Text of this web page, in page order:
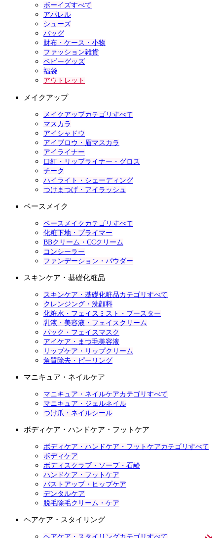
ボーイズすべて
アパレル
シューズ
バッグ
財布・ケース・小物
ファッション雑貨
ベビーグッズ
福袋
アウトレット
メイクアップ
メイクアップカテゴリすべて
マスカラ
アイシャドウ
アイブロウ・眉マスカラ
アイライナー
口紅・リップライナー・グロス
チーク
ハイライト・シェーディング
つけまつげ・アイラッシュ
ベースメイク
ベースメイクカテゴリすべて
化粧下地・プライマー
BBクリーム・CCクリーム
コンシーラー
ファンデーション・パウダー
スキンケア・基礎化粧品
スキンケア・基礎化粧品カテゴリすべて
クレンジング・洗顔料
化粧水・フェイスミスト・ブースター
乳液・美容液・フェイスクリーム
パック・フェイスマスク
アイケア・まつ毛美容液
リップケア・リップクリーム
角質除去・ピーリング
マニキュア・ネイルケア
マニキュア・ネイルケアカテゴリすべて
マニキュア・ジェルネイル
つけ爪・ネイルシール
ボディケア・ハンドケア・フットケア
ボディケア・ハンドケア・フットケアカテゴリすべて
ボディケア
ボディスクラブ・ソープ・石鹸
ハンドケア・フットケア
バストアップ・ヒップケア
デンタルケア
脱毛除毛クリーム・ケア
ヘアケア・スタイリング